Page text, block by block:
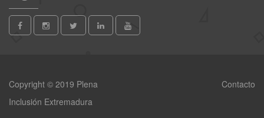
Copyright © 2019 Plena
Inclusión Extremadura
Contacto